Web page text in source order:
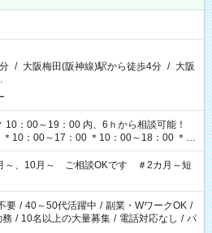
/ 大阪梅田(阪神線)駅から徒歩4分 / 大阪
：00～19：00 内、6ｈから相談可能！
10：00～17：00 ＊10：00～18：00 ＊
：00～19：00 ＊13：00～19：00
～、10月～ ご相談OKです ＃2カ月～短
要 / 40～50代活躍中 / 副業・WワークOK /
務 / 10名以上の大量募集 / 電話対応なし / パ